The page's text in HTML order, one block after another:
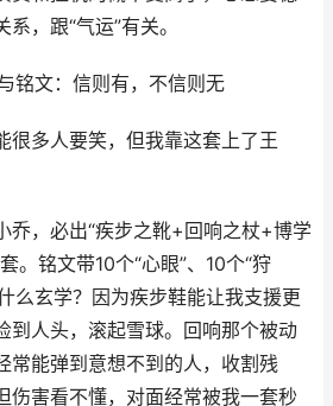
，跟“气运”有关。
铭文：信则有，不信则无
很多人要笑，但我靠这套上了王
乔，必出“疾步之靴+回响之杖+博学
。铭文带10个“心眼”、10个“狩
么玄学？因为疾步鞋能让我支援更
到人头，滚起雪球。回响那个被动
常能弹到意想不到的人，收割残
伤害看不懂，对面经常被我一套秒